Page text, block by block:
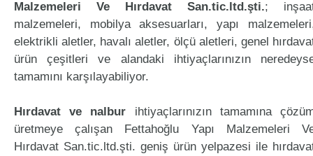
Malzemeleri Ve Hırdavat San.tic.ltd.şti.;
malzemeleri, mobilya aksesuarları, yapı
elektrikli aletler, havalı aletler, ölçü aletleri, genel
ürün çeşitleri ve alandaki ihtiyaçlarınızın
tamamını karşılayabiliyor.
Hırdavat ve nalbur ihtiyaçlarınızın tamamına
üretmeye çalışan Fettahoğlu Yapı Malzemeleri
Hırdavat San.tic.ltd.şti. geniş ürün yelpazesi ile